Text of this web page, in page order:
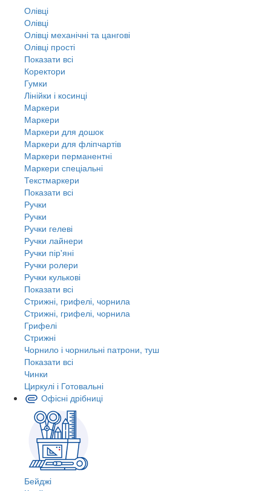
Олівці
Олівці
Олівці механічні та цангові
Олівці прості
Показати всі
Коректори
Гумки
Лінійки і косинці
Маркери
Маркери
Маркери для дошок
Маркери для фліпчартів
Маркери перманентні
Маркери спеціальні
Текстмаркери
Показати всі
Ручки
Ручки
Ручки гелеві
Ручки лайнери
Ручки пір'яні
Ручки ролери
Ручки кулькові
Показати всі
Стрижні, грифелі, чорнила
Стрижні, грифелі, чорнила
Грифелі
Стрижні
Чорнило і чорнильні патрони, туш
Показати всі
Чинки
Циркулі і Готовальні
Офісні дрібниці
Бейджі